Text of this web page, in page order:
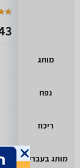
מותג
נפח
ריכוז
מותג בעברית